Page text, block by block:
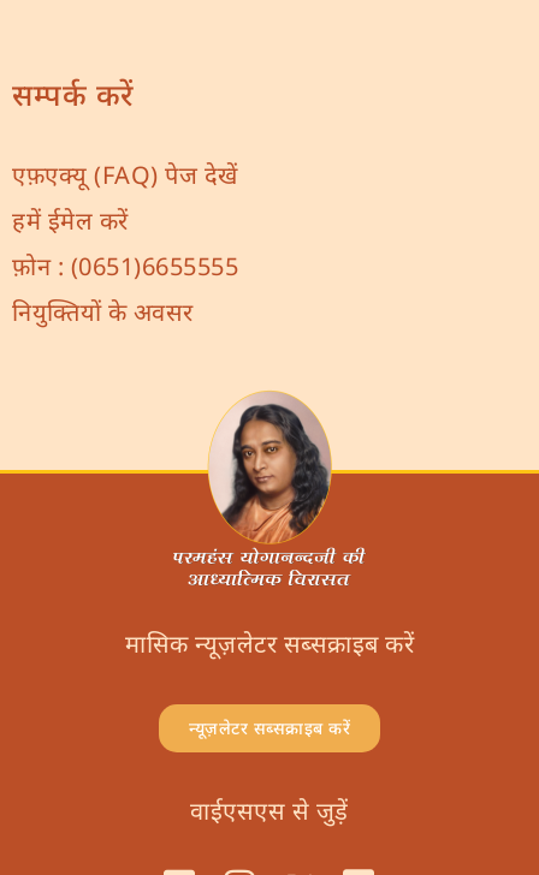
सम्पर्क करें
एफ़एक्यू (FAQ) पेज देखें
हमें ईमेल करें
फ़ोन : (0651)6655555
नियुक्तियों के अवसर
मासिक न्यूज़लेटर सब्सक्राइब करें
न्यूज़लेटर सब्सक्राइब करें
वाईएसएस से जुड़ें